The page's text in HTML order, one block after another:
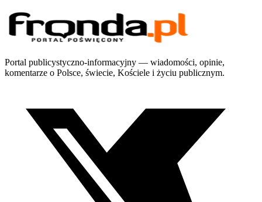
Portal publicystyczno-informacyjny — wiadomości, opinie,
komentarze o Polsce, świecie, Kościele i życiu publicznym.